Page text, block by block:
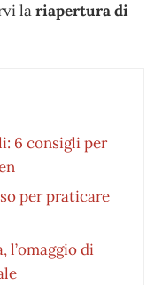
lariapertura di
6 consigli per
per praticare
l’omaggio di